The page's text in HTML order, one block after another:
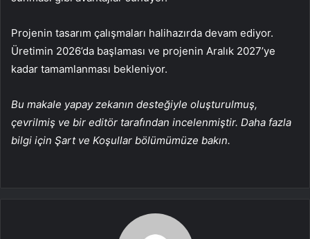
Projenin tasarım çalışmaları halihazırda devam ediyor.
Üretimin 2026’da başlaması ve projenin Aralık 2027’ye
kadar tamamlanması bekleniyor.
Bu makale yapay zekanın desteğiyle oluşturulmuş,
çevrilmiş ve bir editör tarafından incelenmiştir. Daha fazla
bilgi için Şart ve Koşullar bölümümüze bakın.